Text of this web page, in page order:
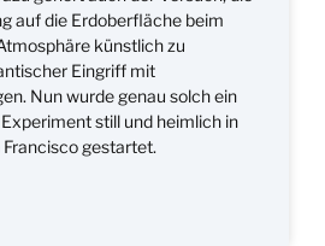
auf die Erdoberfläche beim
künstlich zu
Eingriff mit
Nun wurde genau solch ein
still und heimlich in
gestartet.